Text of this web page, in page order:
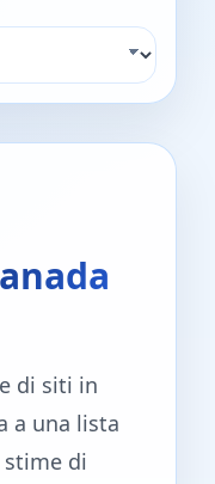
di siti in
a una lista
di